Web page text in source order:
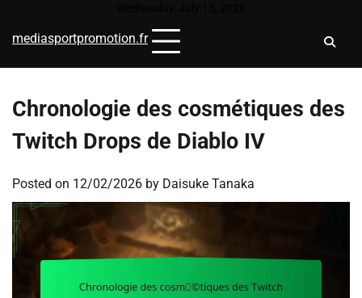
content
mediasportpromotion.fr
Chronologie des cosmétiques des
Twitch Drops de Diablo IV
Posted on 12/02/2026 by Daisuke Tanaka